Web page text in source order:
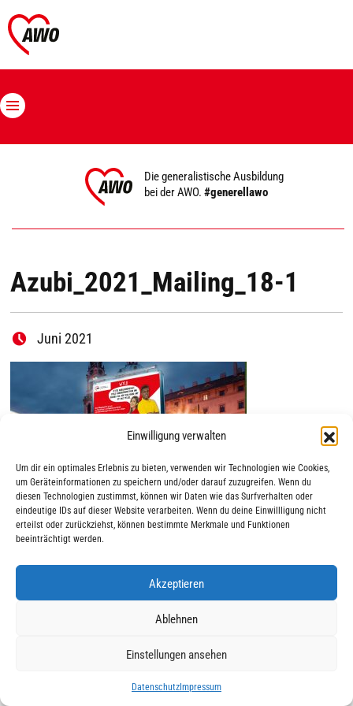
Einwilligung verwalten
Um dir ein optimales Erlebnis zu bieten, verwenden wir Technologien wie Cookies,
um Geräteinformationen zu speichern und/oder darauf zuzugreifen. Wenn du
diesen Technologien zustimmst, können wir Daten wie das Surfverhalten oder
eindeutige IDs auf dieser Website verarbeiten. Wenn du deine Einwillligung nicht
erteilst oder zurückziehst, können bestimmte Merkmale und Funktionen
beeinträchtigt werden.
Akzeptieren
Ablehnen
Einstellungen ansehen
DatenschutzImpressum
Die generalistische Ausbildung
bei der AWO.#generellawo
Azubi_2021_Mailing_18-1
Juni 2021
| © 2025 AWO Ausbildung